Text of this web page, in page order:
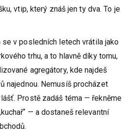
vtip, který znáš jen ty dva. To je
v posledních letech vrátila jako
trhu, a to hlavně díky tomu,
agregátory, kde najdeš
najednou. Nemusíš procházet
Prostě zadáš téma — řekněme
— a dostaneš relevantní